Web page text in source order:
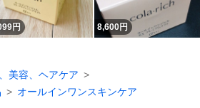
円 8,600円
美容、ヘアケア
オールインワンスキンケア